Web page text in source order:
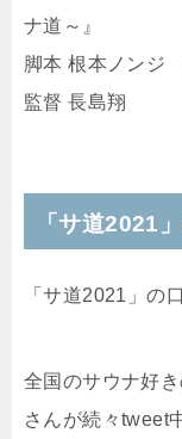
ナ道～』
脚本 根本ノン
監督 長島翔
「サ道2021
「サ道2021」の
全国のサウナ好
さんが続々tweet